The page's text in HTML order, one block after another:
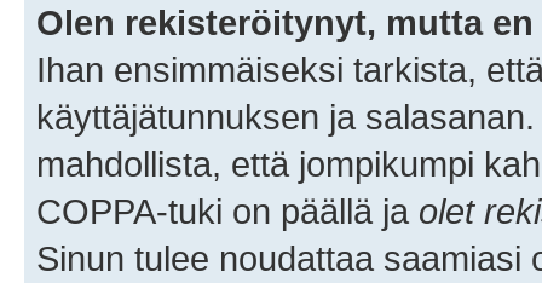
Olen rekisteröitynyt, mutta
Ihan ensimmäiseksi tarkista,
käyttäjätunnuksen ja
mahdollista, että jompikumpi
COPPA-tuki on päällä ja olet
Sinun tulee noudattaa saamiasi